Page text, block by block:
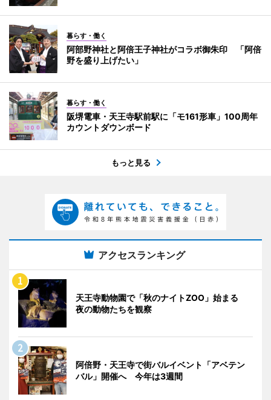
暮らす・働く
阿部野神社と阿倍王子神社がコラボ御朱印 「阿倍
野を盛り上げたい」
暮らす・働く
阪堺電車・天王寺駅前駅に「モ161形車」100周年
カウントダウンボード
もっと見る
アクセスランキング
天王寺動物園で「秋のナイトZOO」始まる
夜の動物たちを観察
阿倍野・天王寺で街バルイベント「アベテン
バル」開催へ 今年は3週間